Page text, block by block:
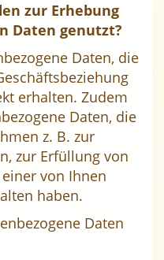
zur Erhebung
Daten genutzt?
Daten, die
erhalten. Zudem
Daten, die
z. B. zur
zur Erfüllung von
von Ihnen
haben.
Daten